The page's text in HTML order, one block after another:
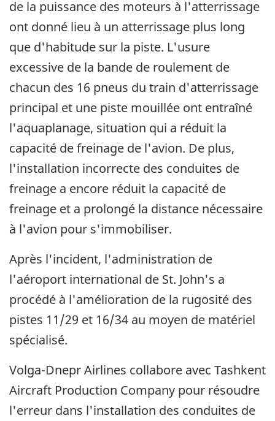
de la puissance des moteurs à l'atterrissage
ont donné lieu à un atterrissage plus long
que d'habitude sur la piste. L'usure
excessive de la bande de roulement de
chacun des 16 pneus du train d'atterrissage
principal et une piste mouillée ont entraîné
l'aquaplanage, situation qui a réduit la
capacité de freinage de l'avion. De plus,
l'installation incorrecte des conduites de
freinage a encore réduit la capacité de
freinage et a prolongé la distance nécessaire
à l'avion pour s'immobiliser.
Après l'incident, l'administration de
l'aéroport international de St. John's a
procédé à l'amélioration de la rugosité des
pistes 11/29 et 16/34 au moyen de matériel
spécialisé.
Volga-Dnepr Airlines collabore avec Tashkent
Aircraft Production Company pour résoudre
l'erreur dans l'installation des conduites de